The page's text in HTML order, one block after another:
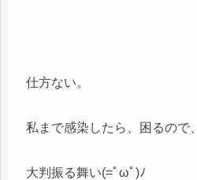
仕方ない。
私まで感染したら、困るので、
大判振る舞い(=ﾟωﾟ)ﾉ